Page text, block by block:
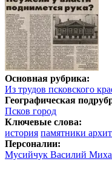
Основная рубрика:
Из трудов псковского
Географическая
Псков город
Ключевые слова:
история памятники
Персоналии:
Мусийчук Василий